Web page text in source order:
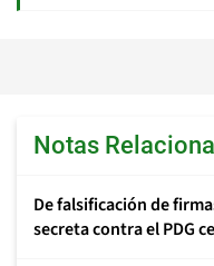
Notas
De falsificación de
secreta contra el PDG